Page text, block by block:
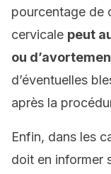
pourcentage de
cervicale peut
ou
d’éventuelles
après la
Enfin, dans les
doit en informer